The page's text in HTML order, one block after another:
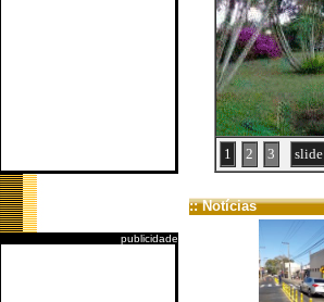
publicidade
1 2 3 slide
:: Notícias